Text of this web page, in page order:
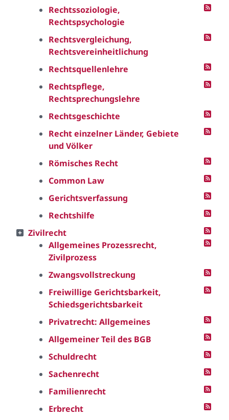
Rechtssoziologie,
Rechtspsychologie
Rechtsvergleichung,
Rechtsvereinheitlichung
Rechtsquellenlehre
Rechtspflege,
Rechtsprechungslehre
Rechtsgeschichte
Recht einzelner Länder, Gebiete
und Völker
Römisches Recht
Common Law
Gerichtsverfassung
Rechtshilfe
Zivilrecht
Allgemeines Prozessrecht,
Zivilprozess
Zwangsvollstreckung
Freiwillige Gerichtsbarkeit,
Schiedsgerichtsbarkeit
Privatrecht: Allgemeines
Allgemeiner Teil des BGB
Schuldrecht
Sachenrecht
Familienrecht
Erbrecht